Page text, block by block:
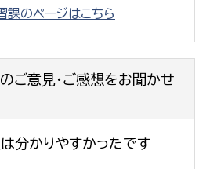
課のページはこちら
ご意見・ご感想をお聞かせ
分かりやすかったです